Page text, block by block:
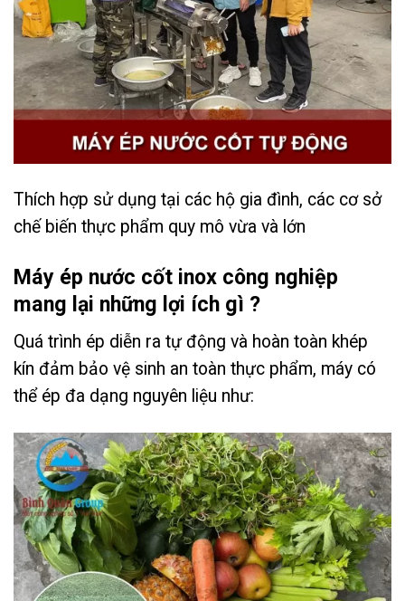
Thích hợp sử dụng tại các hộ gia đình, các cơ sở
chế biến thực phẩm quy mô vừa và lớn
Máy ép nước cốt inox công nghiệp
mang lại những lợi ích gì ?
Quá trình ép diễn ra tự động và hoàn toàn khép
kín đảm bảo vệ sinh an toàn thực phẩm, máy có
thể ép đa dạng nguyên liệu như: